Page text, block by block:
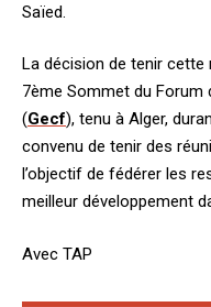
Saïed.
La décision de tenir cette
7ème Sommet du Forum
(Gecf), tenu à Alger,
convenu de tenir des
l’objectif de fédérer les
meilleur développement
Avec TAP